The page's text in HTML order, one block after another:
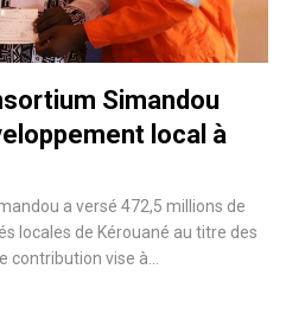
Simandou
local à
a versé 472,5 millions de
locales de Kérouané au titre des
contribution vise à…